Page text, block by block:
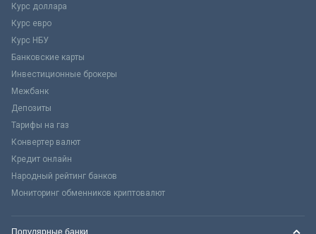
Курс доллара
Курс евро
Курс НБУ
Банковские карты
Инвестиционные брокеры
Межбанк
Депозиты
Тарифы на газ
Конвертер валют
Кредит онлайн
Народный рейтинг банков
Мониторинг обменников криптовалют
Популярные банки